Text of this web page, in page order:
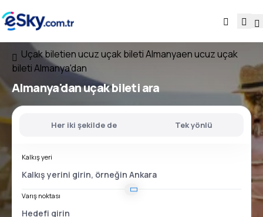
Uçak biletien ucuz uçak bileti Almanyaen ucuz uçak
bileti Almanya'dan
Almanya'danuçak bileti ara
Her iki şekilde de Tek yönlü
Kalkış yeri
Varış noktası